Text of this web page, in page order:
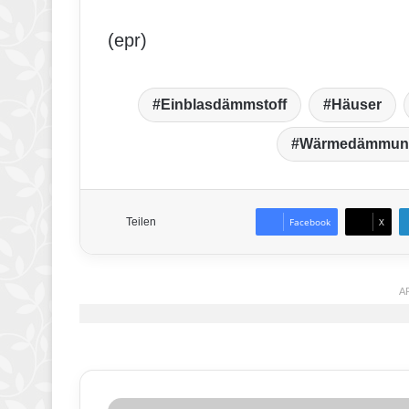
(epr)
Einblasdämmstoff Häuser
Teilen Facebook X